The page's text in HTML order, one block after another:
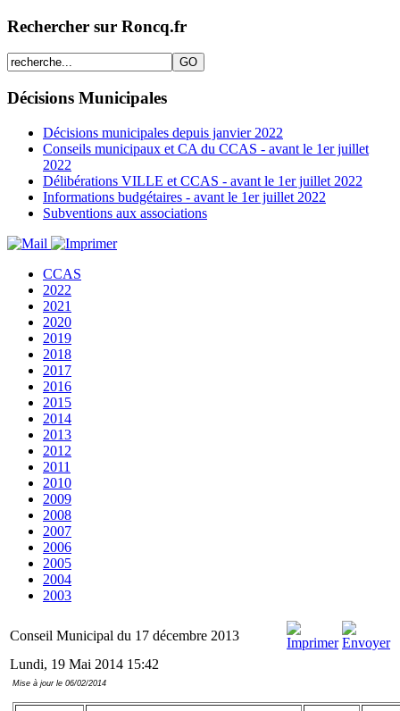
Rechercher sur Roncq.fr
Décisions Municipales
Décisions municipales depuis janvier 2022
Conseils municipaux et CA du CCAS - avant le 1er juillet
2022
Délibérations VILLE et CCAS - avant le 1er juillet 2022
Informations budgétaires - avant le 1er juillet 2022
Subventions aux associations
CCAS
2022
2021
2020
2019
2018
2017
2016
2015
2014
2013
2012
2011
2010
2009
2008
2007
2006
2005
2004
2003
Conseil Municipal du 17 décembre 2013
Lundi, 19 Mai 2014 15:42
Mise à jour le 06/02/2014